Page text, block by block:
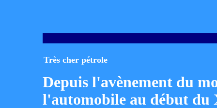
Très cher pétrole
Depuis l'avènement du
l'automobile au début du